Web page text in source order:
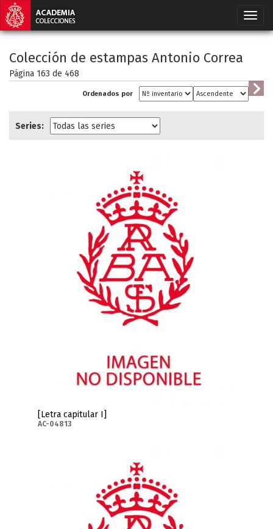
Colección de estampas Antonio Correa
Página 163 de 468
Ordenados por
Series:
[Letra capitular I]
AC-04813